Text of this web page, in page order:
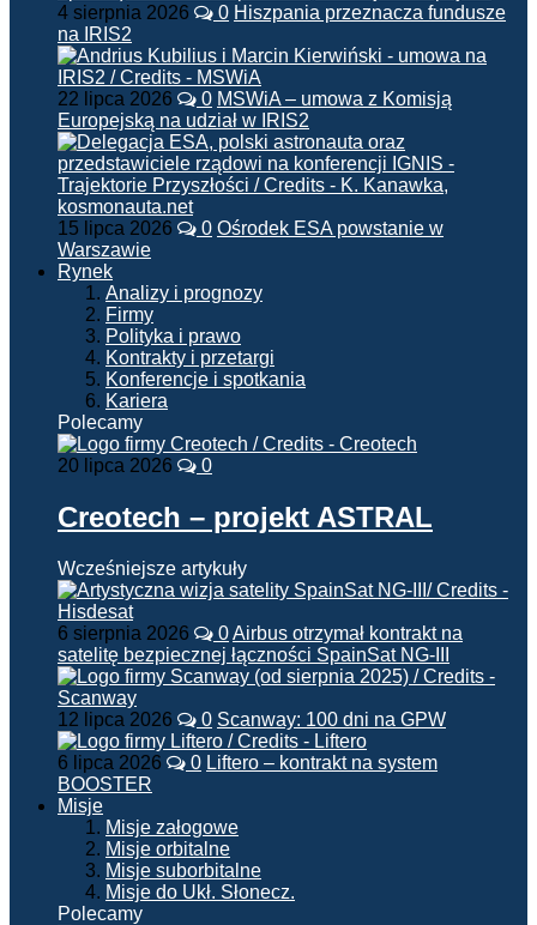
4 sierpnia 2026 0 Hiszpania przeznacza fundusze
na IRIS2
22 lipca 2026 0 MSWiA – umowa z Komisją
Europejską na udział w IRIS2
15 lipca 2026 0 Ośrodek ESA powstanie w
Warszawie
Rynek
Analizy i prognozy
Firmy
Polityka i prawo
Kontrakty i przetargi
Konferencje i spotkania
Kariera
Polecamy
20 lipca 2026 0
Creotech – projekt ASTRAL
Wcześniejsze artykuły
6 sierpnia 2026 0Airbus otrzymał kontrakt na
satelitę bezpiecznej łączności SpainSat NG-III
12 lipca 2026 0 Scanway: 100 dni na GPW
6 lipca 2026 0 Liftero – kontrakt na system
BOOSTER
Misje
Misje załogowe
Misje orbitalne
Misje suborbitalne
Misje do Ukł. Słonecz.
Polecamy